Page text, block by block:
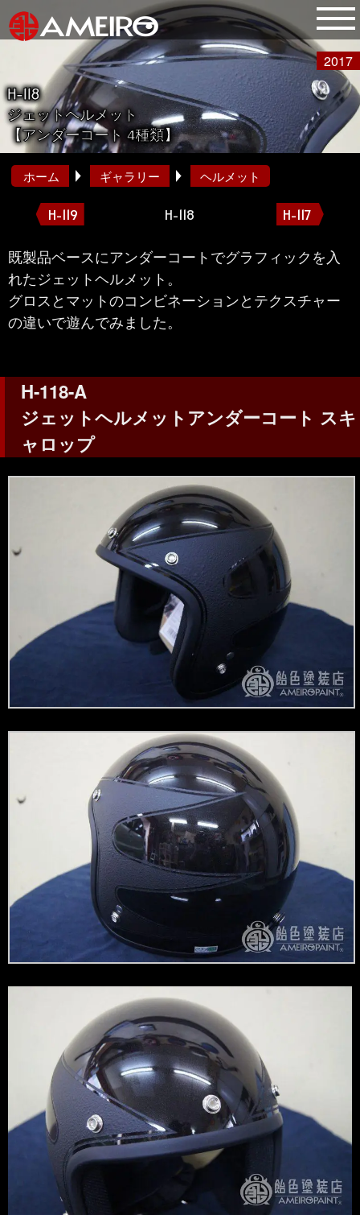
H-118
ジェットヘルメット
【アンダーコート 4種類】
2017
ホーム ギャラリー ヘルメット
H-119 H-118 H-117
既製品ベースにアンダーコートでグラフィックを入
れたジェットヘルメット。
グロスとマットのコンビネーションとテクスチャー
の違いで遊んでみました。
H-118-A
ジェットヘルメットアンダーコート スキ
ャロップ